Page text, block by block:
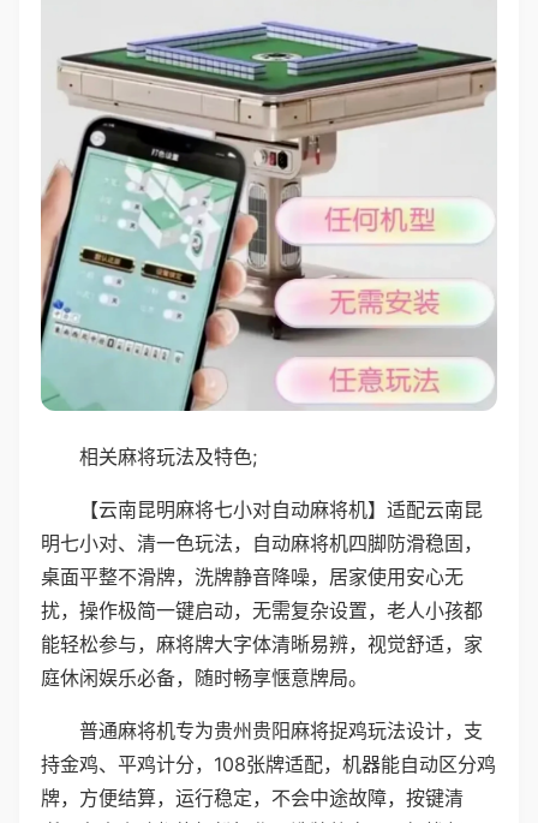
相关麻将玩法及特色;
【云南昆明麻将七小对自动麻将机】适配云南昆
明七小对、清一色玩法，自动麻将机四脚防滑稳固，
桌面平整不滑牌，洗牌静音降噪，居家使用安心无
扰，操作极简一键启动，无需复杂设置，老人小孩都
能轻松参与，麻将牌大字体清晰易辨，视觉舒适，家
庭休闲娱乐必备，随时畅享惬意牌局。
普通麻将机专为贵州贵阳麻将捉鸡玩法设计，支
持金鸡、平鸡计分，108张牌适配，机器能自动区分鸡
牌，方便结算，运行稳定，不会中途故障，按键清